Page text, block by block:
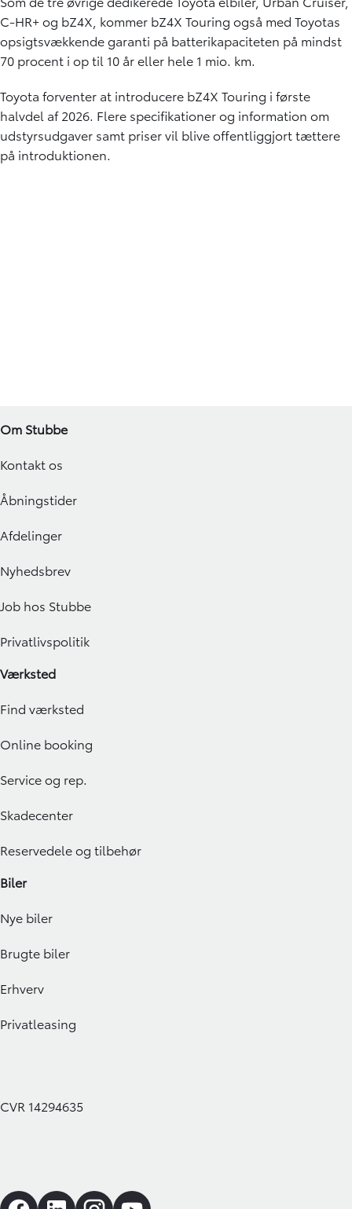
C-HR+ og bZ4X, kommer bZ4X Touring også med Toyotas
opsigtsvækkende garanti på batterikapaciteten på mindst
70 procent i op til 10 år eller hele 1 mio. km.
Toyota forventer at introducere bZ4X Touring i første
halvdel af 2026. Flere specifikationer og information om
udstyrsudgaver samt priser vil blive offentliggjort tættere
på introduktionen.
Om Stubbe
Kontakt os
Åbningstider
Afdelinger
Nyhedsbrev
Job hos Stubbe
Privatlivspolitik
Værksted
Find værksted
Online booking
Service og rep.
Skadecenter
Reservedele og tilbehør
Biler
Nye biler
Brugte biler
Erhverv
Privatleasing
CVR 14294635